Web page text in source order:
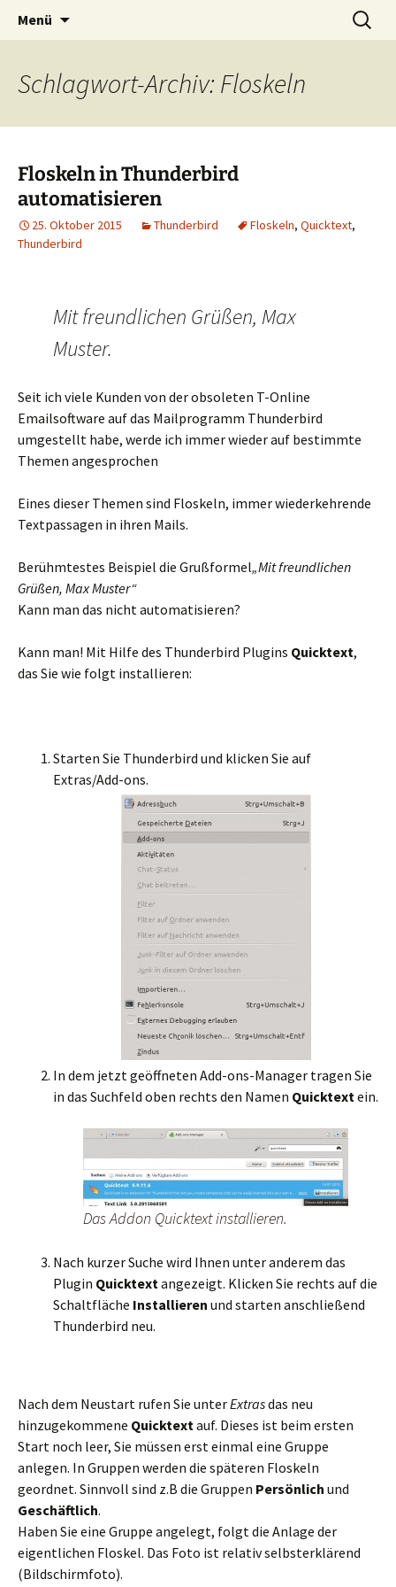
EDV-Beratung Gerwien | Tel.
05181 5940 | 0176 678 64 348
PC-Service Alfeld
Menü
Suchen
nach:
Schlagwort-Archiv: Floskeln
Floskeln in Thunderbird
automatisieren
25. Oktober 2015 Thunderbird Floskeln, Quicktext,
Thunderbird
Mit freundlichen Grüßen, Max
Muster.
Seit ich viele Kunden von der obsoleten T-Online
Emailsoftware auf das Mailprogramm Thunderbird
umgestellt habe, werde ich immer wieder auf bestimmte
Themen angesprochen
Eines dieser Themen sind Floskeln, immer wiederkehrende
Textpassagen in ihren Mails.
Berühmtestes Beispiel die Grußformel„Mit freundlichen
Grüßen, Max Muster“
Kann man das nicht automatisieren?
Kann man! Mit Hilfe des Thunderbird Plugins Quicktext,
das Sie wie folgt installieren:
Starten Sie Thunderbird und klicken Sie auf
Extras/Add-ons.
In dem jetzt geöffneten Add-ons-Manager tragen Sie
in das Suchfeld oben rechts den Namen Quicktextein.
Das Addon Quicktext installieren.
Nach kurzer Suche wird Ihnen unter anderem das
Plugin Quicktextangezeigt. Klicken Sie rechts auf die
Schaltfläche Installieren und starten anschließend
Thunderbird neu.
Nach dem Neustart rufen Sie unterExtrasdas neu
hinzugekommene Quicktextauf. Dieses ist beim ersten
Start noch leer, Sie müssen erst einmal eine Gruppe
anlegen. In Gruppen werden die späteren Floskeln
geordnet. Sinnvoll sind z.B die Gruppen Persönlich und
Geschäftlich.
Haben Sie eine Gruppe angelegt, folgt die Anlage der
eigentlichen Floskel. Das Foto ist relativ selbsterklärend
(Bildschirmfoto).